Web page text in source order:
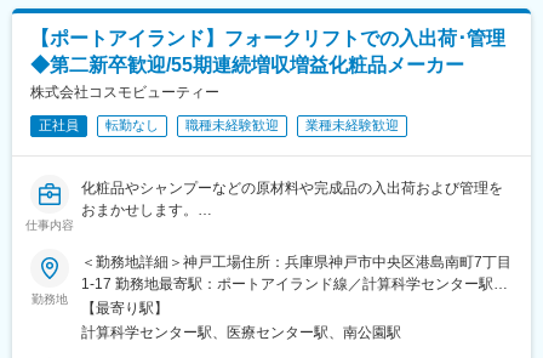
24時間内での交代勤務制です。月平均時間外労働時間は10-20時
間程度です。勤務シフトパターンは複数あります。始業時間：5時
00分～翌8:10分までの間で、所定労働時間は7時間40分(休憩1時
間)です。
■同社の考え：
ジェネリックを普及させる誇りと信念
同社の調査でも、厚生労働省の調査でも、8～9割の患者さんがジ
ェネリック医薬品の処方を希望しているという事実があります。
を、指示されたとおりに服用すれば治るという医学的事実があっ
ても、現実の医療の現場では費用の問題がそれを阻むことがあり
ます。新薬と同等の品質で安価なジェネリック医薬品を広めるこ
とで、救える命を救うことこそ、挑戦すべきことだと同社は考え
【ポートアイランド】フォークリフトでの入出荷･管理
◆第二新卒歓迎/55期連続増収増益化粧品メーカー
株式会社コスモビューティー
正社員 転勤なし 職種未経験歓迎 業種未経験歓迎
仕事内容
化粧品やシャンプーなどの原材料や完成品の入出荷および管理を
おまかせします。
任せいたします。
【具体的には...】
・フォークリフトを使用した入出荷作業
・ローリフトを使用して梱包された化粧品をパレットに乗せて運
勤務地
＜勤務地詳細＞神戸工場住所：兵庫県神戸市中央区港島南町7丁目
1-17 勤務地最寄駅：ポートアイランド線／計算科学センター駅受
動喫煙対策：屋内全面禁煙変更の範囲：会社の定める事業所
【最寄り駅】
計算科学センター駅、医療センター駅、南公園駅